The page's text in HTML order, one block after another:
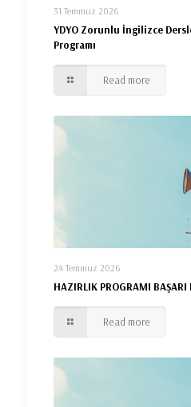
31 Temmuz 2026
YDYO Zorunlu İngilizce
Programı
Read more
24 Temmuz 2026
HAZIRLIK PROGRAMI BAŞARI
Read more